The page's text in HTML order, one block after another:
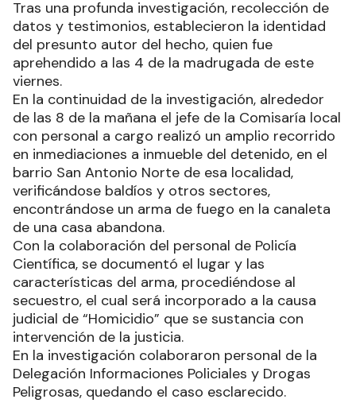
Tras una profunda investigación, recolección de
datos y testimonios, establecieron la identidad
del presunto autor del hecho, quien fue
aprehendido a las 4 de la madrugada de este
viernes.
En la continuidad de la investigación, alrededor
de las 8 de la mañana el jefe de la Comisaría local
con personal a cargo realizó un amplio recorrido
en inmediaciones a inmueble del detenido, en el
barrio San Antonio Norte de esa localidad,
verificándose baldíos y otros sectores,
encontrándose un arma de fuego en la canaleta
de una casa abandona.
Con la colaboración del personal de Policía
Científica, se documentó el lugar y las
características del arma, procediéndose al
secuestro, el cual será incorporado a la causa
judicial de “Homicidio” que se sustancia con
intervención de la justicia.
En la investigación colaboraron personal de la
Delegación Informaciones Policiales y Drogas
Peligrosas, quedando el caso esclarecido.